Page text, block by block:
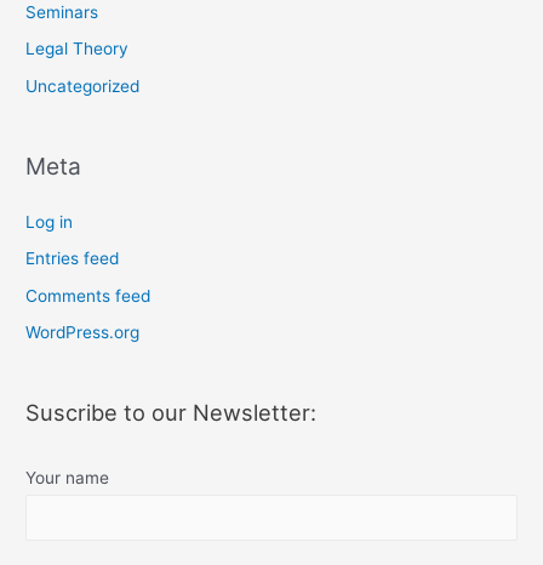
Seminars
Legal Theory
Uncategorized
Meta
Log in
Entries feed
Comments feed
WordPress.org
Suscribe to our Newsletter:
Your name